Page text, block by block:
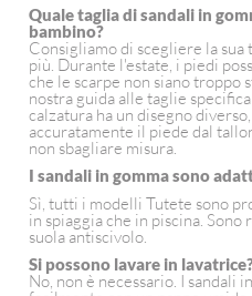
Quale taglia di sandali in
bambino?
Consigliamo di scegliere la sua
più. Durante l'estate, i piedi
che le scarpe non siano troppo
nostra guida alle taglie
calzatura ha un disegno
accuratamente il piede dal
non sbagliare misura.
I sandali in gomma sono
Sì, tutti i modelli Tutete sono
in spiaggia che in piscina.
suola antiscivolo.
Si possono lavare in
No, non è necessario. I sandali